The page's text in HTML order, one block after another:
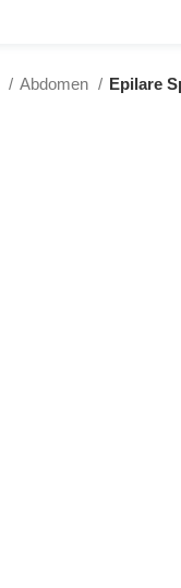
Abdomen Epilare